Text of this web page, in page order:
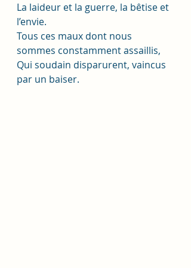
La laideur et la guerre, la bêtise et
l’envie.
Tous ces maux dont nous
sommes constamment assaillis,
Qui soudain disparurent, vaincus
par un baiser.